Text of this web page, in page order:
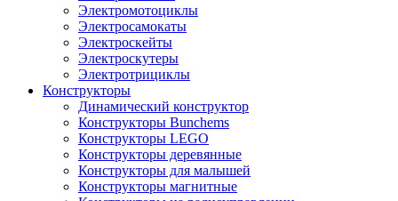
Электромотоциклы
Электросамокаты
Электроскейты
Электроскутеры
Электротрициклы
Конструкторы
Динамический конструктор
Конструкторы Bunchems
Конструкторы LEGO
Конструкторы деревянные
Конструкторы для малышей
Конструкторы магнитные